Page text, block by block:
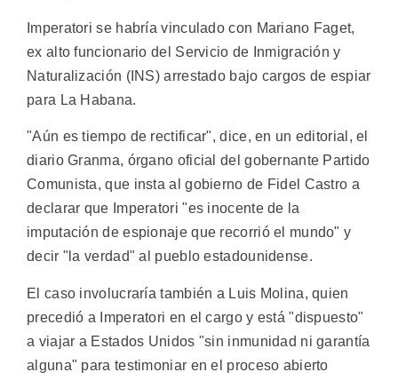
Imperatori se habría vinculado con Mariano Faget,
ex alto funcionario del Servicio de Inmigración y
Naturalización (INS) arrestado bajo cargos de espiar
para La Habana.
"Aún es tiempo de rectificar", dice, en un editorial, el
diario Granma, órgano oficial del gobernante Partido
Comunista, que insta al gobierno de Fidel Castro a
declarar que Imperatori "es inocente de la
imputación de espionaje que recorrió el mundo" y
decir "la verdad" al pueblo estadounidense.
El caso involucraría también a Luis Molina, quien
precedió a Imperatori en el cargo y está "dispuesto"
a viajar a Estados Unidos "sin inmunidad ni garantía
alguna" para testimoniar en el proceso abierto